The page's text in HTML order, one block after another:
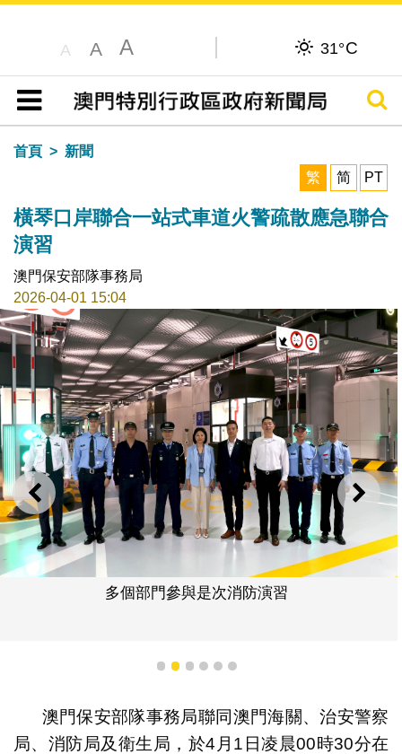
A A A 31°C
目錄
搜尋
首頁
新聞
繁
简 PT
橫琴口岸聯合一站式車道火警疏散應急聯合
演習
澳門保安部隊事務局
2026-04-01 15:04
上一則 下一
多個部門參與是次消防演習
1 2 3 4 5 6
澳門保安部隊事務局聯同澳門海關、治安警察
局、消防局及衛生局，於4月1日凌晨00時30分在